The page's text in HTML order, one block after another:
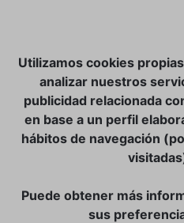
CLUB VINATER
CONTACTO
TIENDA ONLINE:
Plaça de la Llibertat, 22, 07760
Tlf. 971 93 78 75
Utilizamos cookies
analizar nuestros
publicidad relacionada
en base a un perfil
hábitos de navegación
Puede obtener más
sus